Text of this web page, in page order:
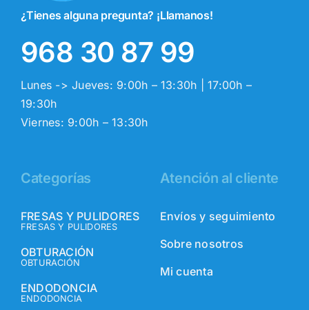
¿Tienes alguna pregunta? ¡Llamanos!
968 30 87 99
Lunes -> Jueves: 9:00h – 13:30h | 17:00h –
19:30h
Viernes: 9:00h – 13:30h
Categorías
FRESAS Y PULIDORES
FRESAS Y PULIDORES
OBTURACIÓN
OBTURACIÓN
ENDODONCIA
ENDODONCIA
Atención al cliente
Envíos y seguimiento
Sobre nosotros
Mi cuenta